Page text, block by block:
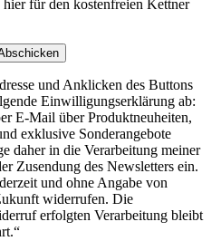
für den kostenfreien Kettner
und Anklicken des Buttons
Einwilligungserklärung ab:
E-Mail über Produktneuheiten,
exklusive Sonderangebote
daher in die Verarbeitung meiner
Zusendung des Newsletters ein.
und ohne Angabe von
widerrufen. Die
erfolgten Verarbeitung bleibt